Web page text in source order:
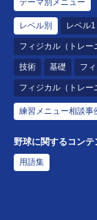
テーマ別メニュー
レベル別 レベル1
フィジカル（トレー
技術 基礎 フ
フィジカル（トレー
練習メニュー相談事
野球に関するコンテ
用語集